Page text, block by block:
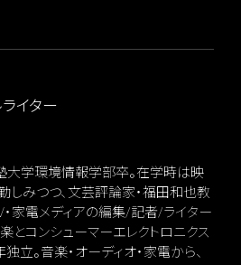
イター
大学環境情報学部卒。在学時は映
みつつ、文芸評論家・福田和也教
・家電メディアの編集/記者/ライター
とコンシューマーエレクトロニクス
立。音楽・オーディオ・家電から、